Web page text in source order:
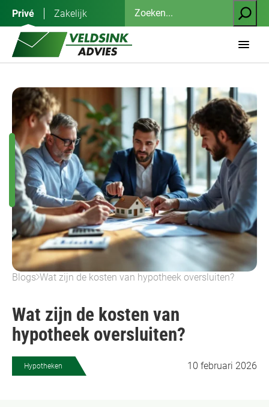
inhoud
Privé Zakelijk
Zoeken
Blogs Wat zijn de kosten van hypotheek oversluiten?
Wat zijn de kosten van
hypotheek oversluiten?
Hypotheken 10 februari 2026